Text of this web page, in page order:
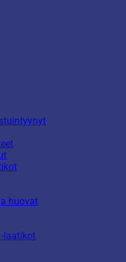
huovat
laatikot